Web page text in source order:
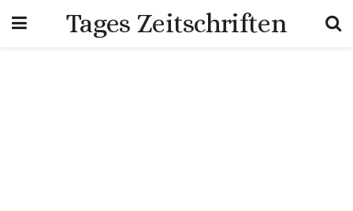
Tages Zeitschriften